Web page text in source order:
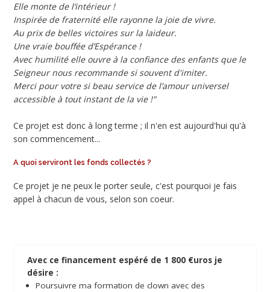
Elle monte de l’intérieur !
Inspirée de fraternité elle rayonne la joie de vivre.
Au prix de belles victoires sur la laideur.
Une vraie bouffée d’Espérance !
Avec humilité elle ouvre à la confiance des enfants que le
Seigneur nous recommande si souvent d'imiter.
Merci pour votre si beau service de l’amour universel
accessible à tout instant de la vie !"
Ce projet est donc à long terme ; il n'en est aujourd'hui qu'à
son commencement...
A quoi serviront les fonds collectés ?
Ce projet je ne peux le porter seule, c'est pourquoi je fais
appel à chacun de vous, selon son coeur.
Avec ce financement espéré de 1 800 €uros je
désire :
Poursuivre ma formation de clown avec des